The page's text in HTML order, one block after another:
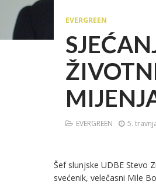
EVERGREEN
EVERGREEN 5.
Šef slunjske UDBE Stevo
svećenik, velečasni Mile